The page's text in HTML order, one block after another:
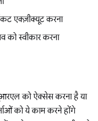
एक्ज़ीक्यूट करना
को स्वीकार करना
को ऐक्सेस करना है या
को ये काम करने होंगे